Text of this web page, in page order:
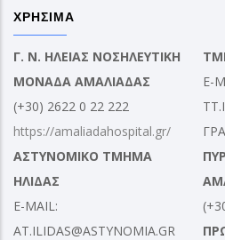
ΧΡΗΣΙΜΑ
Γ. Ν. ΗΛΕΙΑΣ ΝΟΣΗΛΕΥΤΙΚΗ
ΜΟΝΑΔΑ ΑΜΑΛΙΑΔΑΣ
(+30) 2622 0 22 222
https://amaliadahospital.gr/
ΑΣΤΥΝΟΜΙΚΟ ΤΜΗΜΑ
ΗΛΙΔΑΣ
E-MAIL:
AT.ILIDAS@ASTYNOMIA.GR
E-